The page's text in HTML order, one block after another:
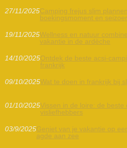
27/11/2025Camping frejus slim
boekingsmoment en
19/11/2025Wellness en natuur
vakantie in de ardèche
14/10/2025Ontdek de beste acsi-
frankrijk
09/10/2025Wat te doen in frankrijk bij
01/10/2025Vissen in de loire: de beste
visliefhebbers
03/9/2025Geniet van je vakantie op
agde aan zee